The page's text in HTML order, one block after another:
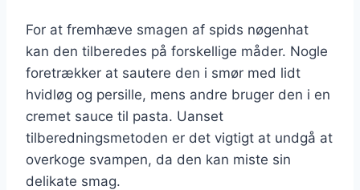
For at fremhæve smagen af spids nøgenhat
kan den tilberedes på forskellige måder. Nogle
foretrækker at sautere den i smør med lidt
hvidløg og persille, mens andre bruger den i en
cremet sauce til pasta. Uanset
tilberedningsmetoden er det vigtigt at undgå at
overkoge svampen, da den kan miste sin
delikate smag.